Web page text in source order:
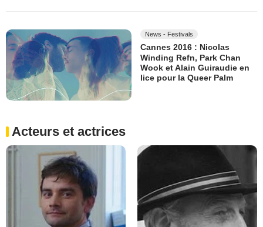
News - Festivals
Cannes 2016 : Nicolas
Winding Refn, Park Chan
Wook et Alain Guiraudie en
lice pour la Queer Palm
Acteurs et actrices